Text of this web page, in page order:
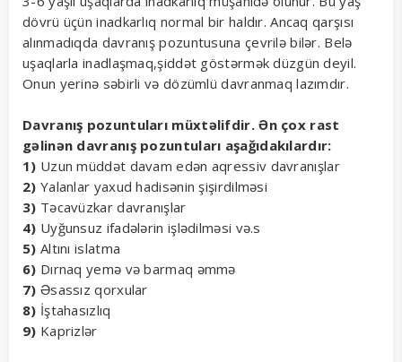
dövrü üçün inadkarlıq normal bir haldır. Ancaq qarşısı
alınmadıqda davranış pozuntusuna çevrilə bilər. Belə
uşaqlarla inadlaşmaq,şiddət göstərmək düzgün deyil.
Onun yerinə səbirli və dözümlü davranmaq lazımdır.
Davranış pozuntuları müxtəlifdir. Ən çox rast
gəlinən davranış pozuntuları aşağıdakılardır:
1) Uzun müddət davam edən aqressiv davranışlar
2) Yalanlar yaxud hadisənin şişirdilməsi
3) Təcavüzkar davranışlar
4) Uyğunsuz ifadələrin işlədilməsi və.s
5) Altını islatma
6) Dırnaq yemə və barmaq əmmə
7) Əsassız qorxular
8) İştahasızlıq
9) Kaprizlər